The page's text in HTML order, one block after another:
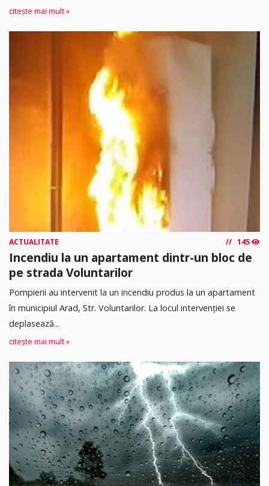
citește mai mult »
ACTUALITATE 145
Incendiu la un apartament dintr-un bloc de
pe strada Voluntarilor
Pompierii au intervenit la un incendiu produs la un apartament
în municipiul Arad, Str. Voluntarilor. La locul intervenției se
deplasează...
citește mai mult »